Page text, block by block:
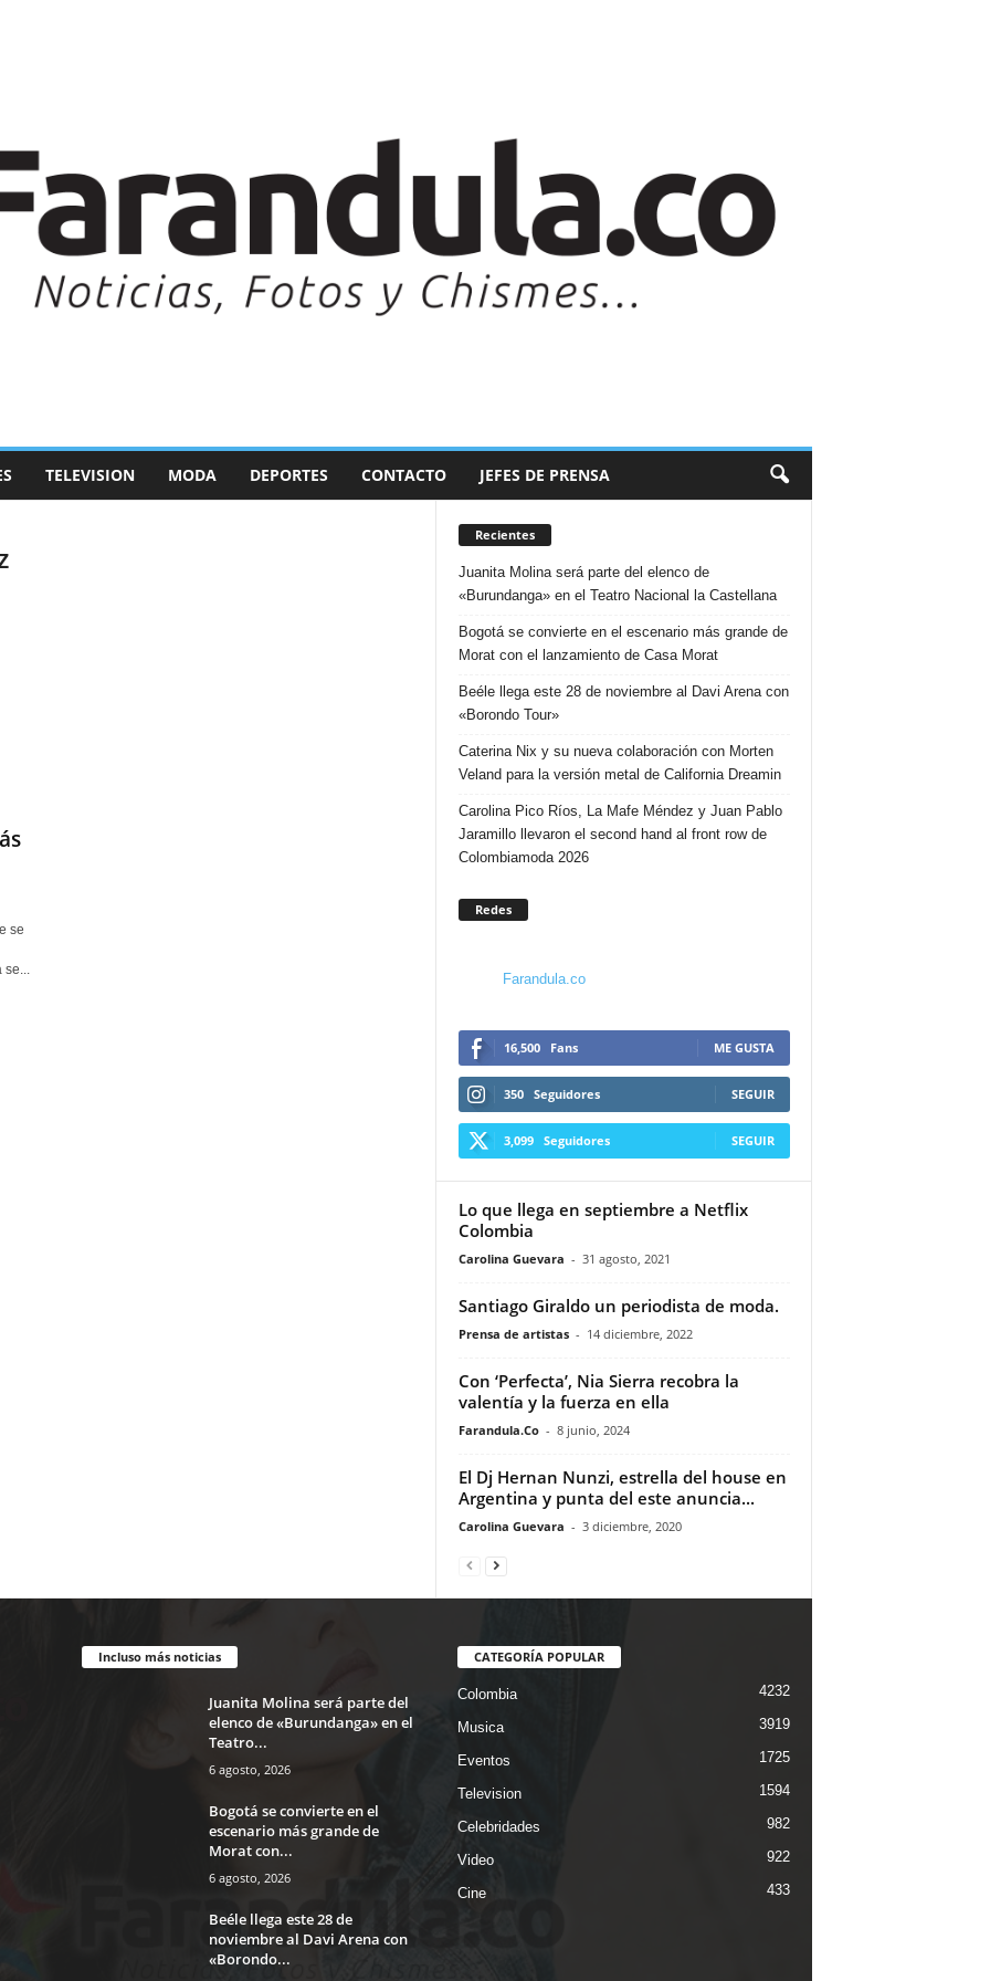
TELEVISION MODA DEPORTES CONTACTO JEFES DE PRENSA
se
se...
Recientes
Juanita Molina será parte del elenco de
«Burundanga» en el Teatro Nacional la Castellana
Bogotá se convierte en el escenario más grande de
Morat con el lanzamiento de Casa Morat
Beéle llega este 28 de noviembre al Davi Arena con
«Borondo Tour»
Caterina Nix y su nueva colaboración con Morten
Veland para la versión metal de California Dreamin
Carolina Pico Ríos, La Mafe Méndez y Juan Pablo
Jaramillo llevaron el second hand al front row de
Colombiamoda 2026
Redes
Farandula.co
16,500 Fans ME GUSTA
350 Seguidores SEGUIR
3,099 Seguidores SEGUIR
Lo que llega en septiembre a Netflix
Colombia
Carolina Guevara - 31 agosto, 2021
Santiago Giraldo un periodista de moda.
Prensa de artistas - 14 diciembre, 2022
Con ‘Perfecta’, Nia Sierra recobra la
valentía y la fuerza en ella
Farandula.Co - 8 junio, 2024
El Dj Hernan Nunzi, estrella del house en
Argentina y punta del este anuncia...
Carolina Guevara - 3 diciembre, 2020
Incluso más noticias
Juanita Molina será parte del
elenco de «Burundanga» en el
Teatro...
6 agosto, 2026
Bogotá se convierte en el
escenario más grande de
Morat con...
6 agosto, 2026
Beéle llega este 28 de
noviembre al Davi Arena con
«Borondo...
CATEGORÍA POPULAR
Colombia 4232
Musica 3919
Eventos 1725
Television 1594
Celebridades 982
Video 922
Cine 433